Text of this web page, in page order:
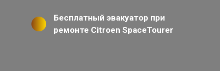
Бесплатный эвакуатор при
ремонте Citroen SpaceTourer